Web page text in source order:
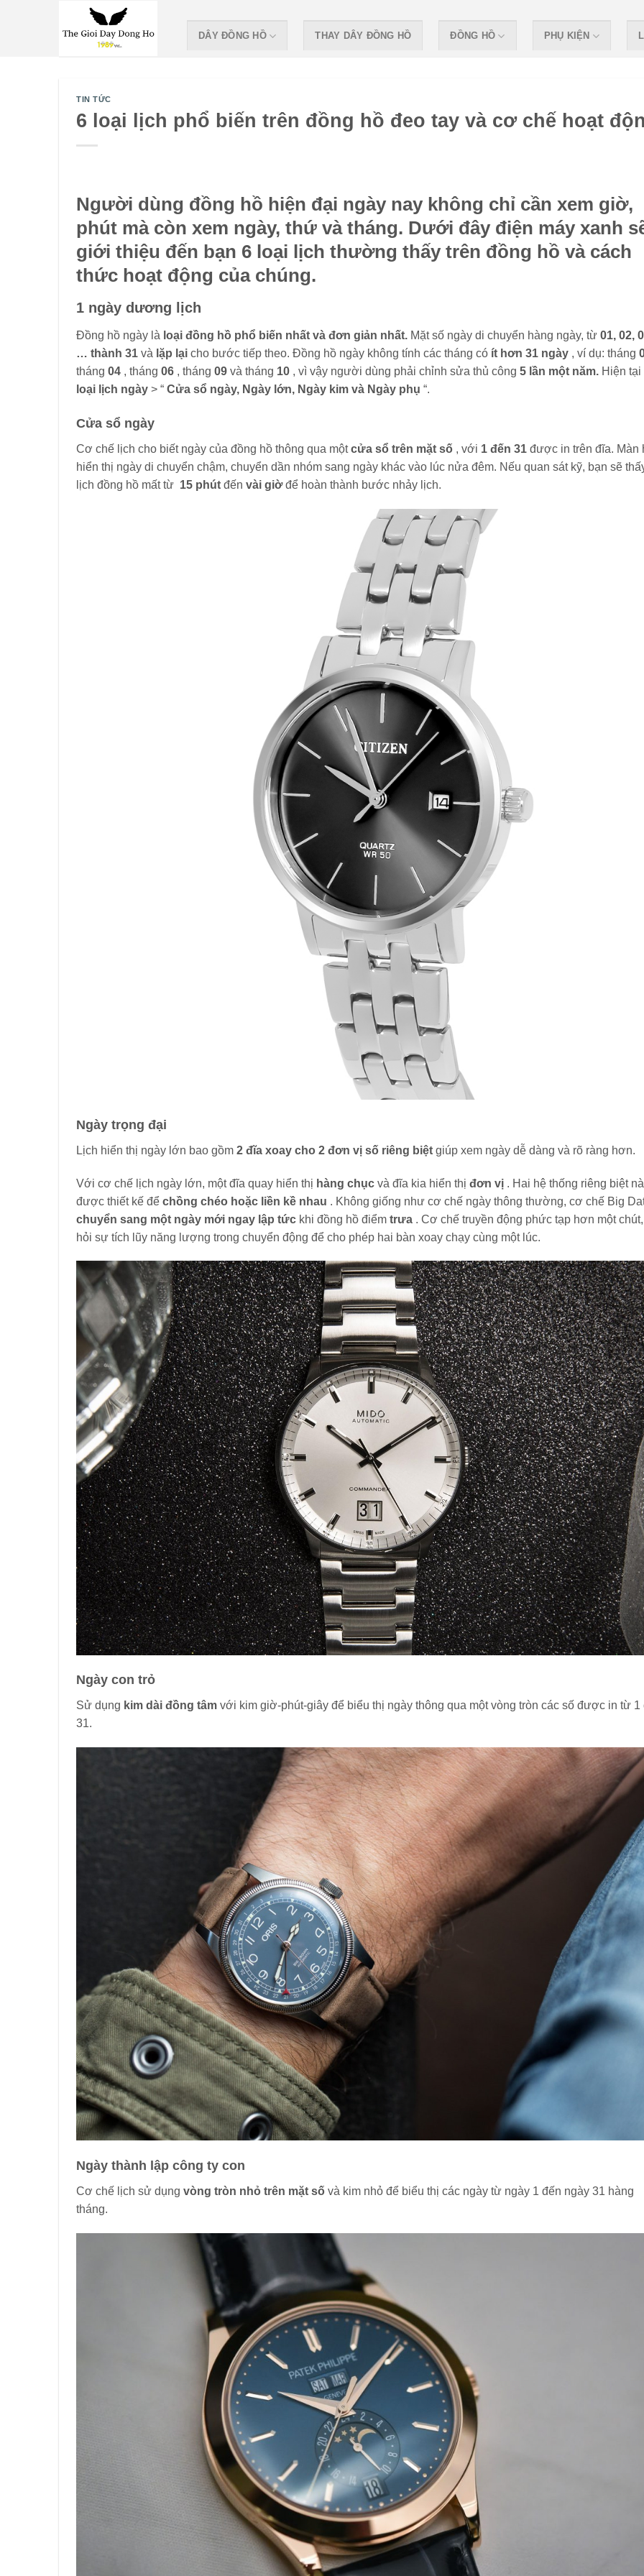
DÂY ĐỒNG HỒ THAY DÂY ĐỒNG HỒ ĐỒNG HỒ PHỤ KIỆN
TIN TỨC
6 loại lịch phổ biến trên đồng hồ đeo tay và cơ chế hoạt
Người dùng đồng hồ hiện đại ngày nay không chỉ cần xem giờ,
phút mà còn xem ngày, thứ và tháng. Dưới đây điện máy xanh
giới thiệu đến bạn 6 loại lịch thường thấy trên đồng hồ và cách
thức hoạt động của chúng.
1 ngày dương lịch
Đồng hồ ngày là loại đồng hồ phổ biến nhất và đơn giản nhất. Mặt số ngày di chuyển hàng ngày, từ 01, 02,
… thành 31 và lặp lại cho bước tiếp theo. Đồng hồ ngày không tính các tháng có ít hơn 31 ngày , ví dụ: tháng
tháng 04 , tháng 06 , tháng 09 và tháng 10 , vì vậy người dùng phải chỉnh sửa thủ công 5 lần một năm. Hiện
loại lịch ngày > “ Cửa sổ ngày, Ngày lớn, Ngày kim và Ngày phụ “.
Cửa sổ ngày
Cơ chế lịch cho biết ngày của đồng hồ thông qua mộtcửa sổ trên mặt số , với 1 đến 31 được in trên đĩa. Màn
hiển thị ngày di chuyển chậm, chuyển dần nhóm sang ngày khác vào lúc nửa đêm. Nếu quan sát kỹ, bạn sẽ
lịch đồng hồ mất từ ​​ 15 phút đến vài giờđể hoàn thành bước nhảy lịch.
Ngày trọng đại
Lịch hiển thị ngày lớn bao gồm 2 đĩa xoay cho 2 đơn vị số riêng biệt giúp xem ngày dễ dàng và rõ ràng hơn.
Với cơ chế lịch ngày lớn, một đĩa quay hiển thị hàng chục và đĩa kia hiển thị đơn vị . Hai hệ thống riêng biệt
được thiết kế để chồng chéo hoặc liền kề nhau . Không giống như cơ chế ngày thông thường, cơ chế Big
chuyển sang một ngày mới ngay lập tức khi đồng hồ điểm trưa . Cơ chế truyền động phức tạp hơn một
hỏi sự tích lũy năng lượng trong chuyển động để cho phép hai bàn xoay chạy cùng một lúc.
Ngày con trỏ
Sử dụng kim dài đồng tâm với kim giờ-phút-giây để biểu thị ngày thông qua một vòng tròn các số được in từ 1
31.
Ngày thành lập công ty con
Cơ chế lịch sử dụng vòng tròn nhỏ trên mặt số và kim nhỏ để biểu thị các ngày từ ngày 1 đến ngày 31 hàng
tháng.